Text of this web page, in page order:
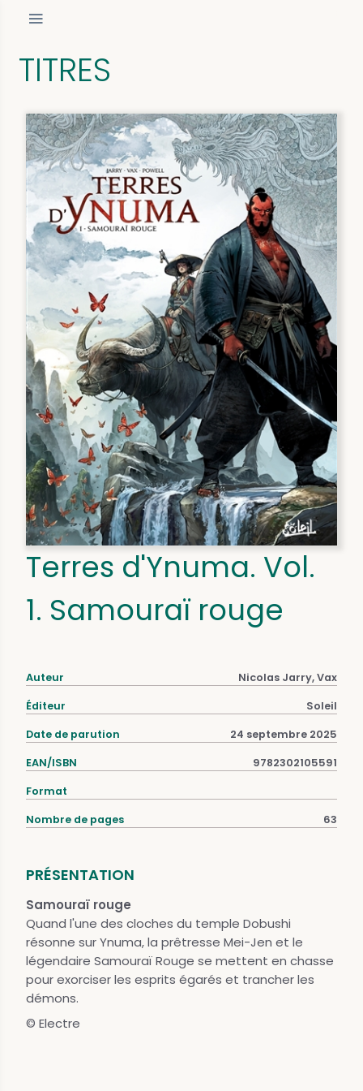
TITRES
Terres d'Ynuma. Vol.
1. Samouraï rouge
Auteur Nicolas Jarry, Vax
Éditeur Soleil
Date de parution 24 septembre 2025
EAN/ISBN 9782302105591
Format
Nombre de pages 63
PRÉSENTATION
Samouraï rouge
Quand l'une des cloches du temple Dobushi
résonne sur Ynuma, la prêtresse Mei-Jen et le
légendaire Samouraï Rouge se mettent en chasse
pour exorciser les esprits égarés et trancher les
démons.
© Electre